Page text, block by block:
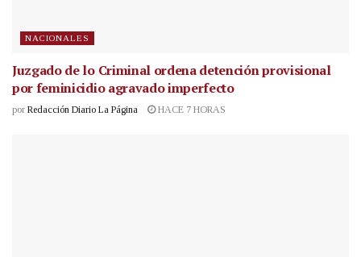
NACIONALES
Juzgado de lo Criminal ordena detención provisional
por feminicidio agravado imperfecto
por Redacción Diario La Página HACE 7 HORAS